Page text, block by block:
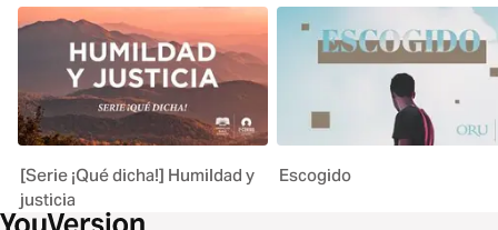
[Serie ¡Qué dicha!] Humildad y
justicia
Escogido